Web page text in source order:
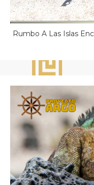
Rumbo A Las Islas